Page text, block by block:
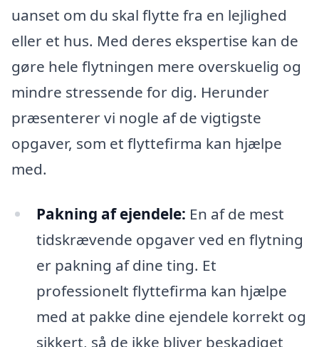
uanset om du skal flytte fra en lejlighed
eller et hus. Med deres ekspertise kan de
gøre hele flytningen mere overskuelig og
mindre stressende for dig. Herunder
præsenterer vi nogle af de vigtigste
opgaver, som et flyttefirma kan hjælpe
med.
Pakning af ejendele: En af de mest
tidskrævende opgaver ved en flytning
er pakning af dine ting. Et
professionelt flyttefirma kan hjælpe
med at pakke dine ejendele korrekt og
sikkert, så de ikke bliver beskadiget